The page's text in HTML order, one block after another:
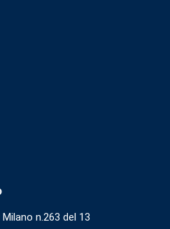
n.263 del 13